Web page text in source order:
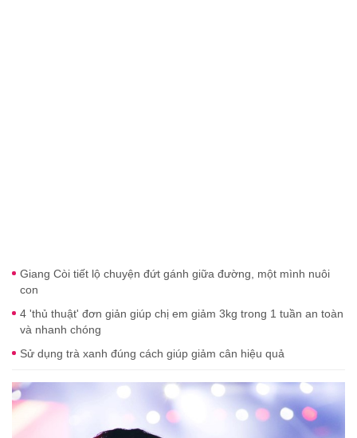
Giang Còi tiết lộ chuyện đứt gánh giữa đường, một mình nuôi
con
4 'thủ thuật' đơn giản giúp chị em giảm 3kg trong 1 tuần an toàn
và nhanh chóng
Sử dụng trà xanh đúng cách giúp giảm cân hiệu quả